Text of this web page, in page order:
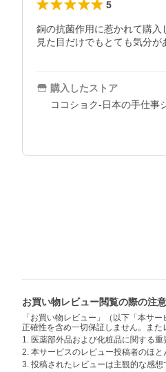
5
銅の抗菌作用に惹かれて購入
見た目だけでもとても気分が
購入したストア
ココショク-日本の手仕事
お買い物レビュー閲覧の際の注
「お買い物レビュー」（以下「本サ
正確性を含め一切保証しません。ま
1. 医薬部外品および化粧品に関する
2. 本サービスのレビュー投稿者のほと
3. 投稿されたレビューは主観的な感